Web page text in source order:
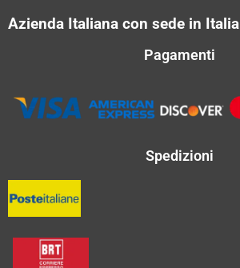
Azienda Italiana con sede in Italia
Pagamenti
Spedizioni